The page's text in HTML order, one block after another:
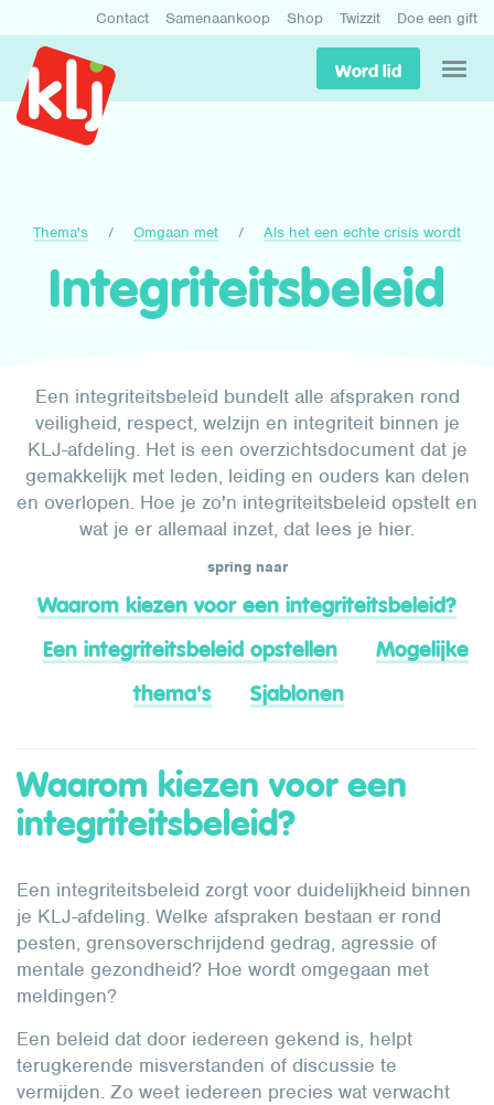
Contact Samenaankoop Shop Twizzit Doe een gift
Word lid
Thema's Omgaan met Als het een echte crisis wordt
Integriteitsbeleid
Een integriteitsbeleid bundelt alle afspraken rond
veiligheid, respect, welzijn en integriteit binnen je
KLJ-afdeling. Het is een overzichtsdocument dat je
gemakkelijk met leden, leiding en ouders kan delen
en overlopen. Hoe je zo'n integriteitsbeleid opstelt en
wat je er allemaal inzet, dat lees je hier.
spring naar
Waarom kiezen voor een integriteitsbeleid?
Een integriteitsbeleid opstellen
Mogelijke
thema's
Sjablonen
Waarom kiezen voor een
integriteitsbeleid?
Een integriteitsbeleid zorgt voor duidelijkheid binnen
je KLJ-afdeling. Welke afspraken bestaan er rond
pesten, grensoverschrijdend gedrag, agressie of
mentale gezondheid? Hoe wordt omgegaan met
meldingen?
Een beleid dat door iedereen gekend is, helpt
terugkerende misverstanden of discussie te
vermijden. Zo weet iedereen precies wat verwacht